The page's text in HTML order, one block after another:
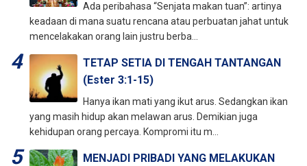
Ada peribahasa “Senjata makan tuan”: artinya
keadaan di mana suatu rencana atau perbuatan jahat untuk
mencelakakan orang lain justru berba...
TETAP SETIA DI TENGAH TANTANGAN
(Ester 3:1-15)
Hanya ikan mati yang ikut arus. Sedangkan ikan
yang masih hidup akan melawan arus. Demikian juga
kehidupan orang percaya. Kompromi itu m...
MENJADI PRIBADI YANG MELAKUKAN